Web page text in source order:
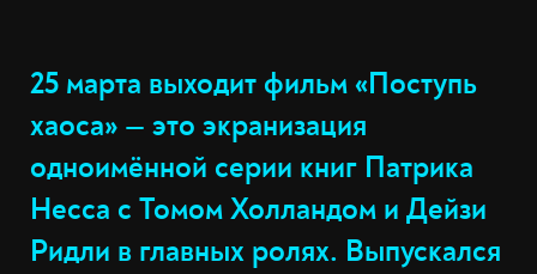
25 марта выходит фильм «Поступь
хаоса» — это экранизация
одноимённой серии книг Патрика
Несса с Томом Холландом и Дейзи
Ридли в главных ролях. Выпускался